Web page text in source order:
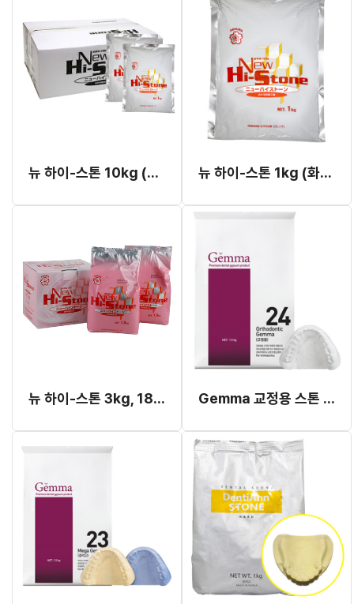
뉴 하이-스톤 10kg (화이트) (교정용 스톤) 뉴 하이-스톤 1kg (화이트) (교정용 스톤)
뉴 하이-스톤 3kg, 18kg (화이트) (교정용 스톤) Gemma 교정용 스톤 24 (White) 18kg